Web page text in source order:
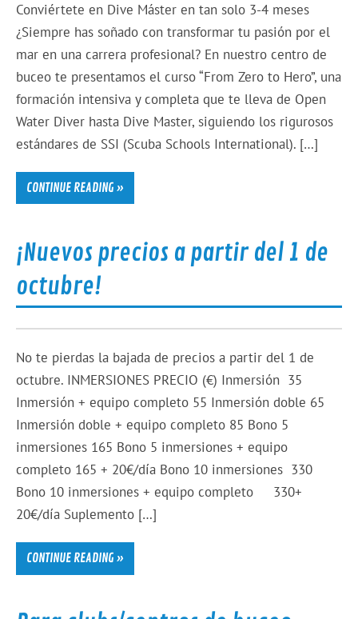
Conviértete en Dive Máster en tan solo 3-4 meses
¿Siempre has soñado con transformar tu pasión por el
mar en una carrera profesional? En nuestro centro de
buceo te presentamos el curso “From Zero to Hero”, una
formación intensiva y completa que te lleva de Open
Water Diver hasta Dive Master, siguiendo los rigurosos
estándares de SSI (Scuba Schools International). […]
CONTINUE READING »
¡Nuevos precios a partir del 1 de
octubre!
No te pierdas la bajada de precios a partir del 1 de
octubre. INMERSIONES PRECIO (€) Inmersión 35
Inmersión + equipo completo 55 Inmersión doble 65
Inmersión doble + equipo completo 85 Bono 5
inmersiones 165 Bono 5 inmersiones + equipo
completo 165 + 20€/día Bono 10 inmersiones 330
Bono 10 inmersiones + equipo completo 330+
20€/día Suplemento […]
CONTINUE READING »